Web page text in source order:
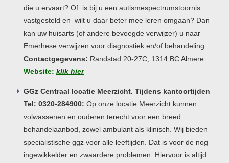
die u ervaart? Of is bij u een autismespectrumstoornis
vastgesteld en wilt u daar beter mee leren omgaan? Dan
kan uw huisarts (of andere bevoegde verwijzer) u naar
Emerhese verwijzen voor diagnostiek en/of behandeling.
Contactgegevens: Randstad 20-27C, 1314 BC Almere.
Website: klik hier
GGz Centraal locatie Meerzicht. Tijdens kantoortijden
Tel: 0320-284900: Op onze locatie Meerzicht kunnen
volwassenen en ouderen terecht voor een breed
behandelaanbod, zowel ambulant als klinisch. Wij bieden
specialistische ggz voor alle leeftijden. Dat is voor de nog
ingewikkelder en zwaardere problemen. Hiervoor is altijd